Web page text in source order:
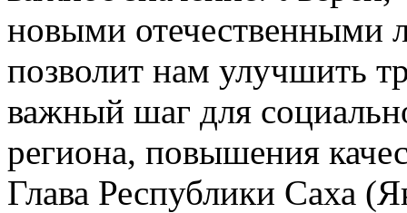
новыми отечественными
позволит нам улучшить
важный шаг для
региона, повышения
Глава Республики Саха